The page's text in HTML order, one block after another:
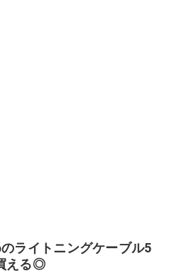
ライトニングケーブル5
える◎